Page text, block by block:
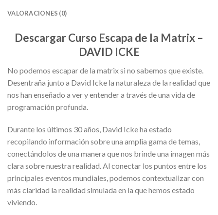
VALORACIONES (0)
Descargar Curso Escapa de la Matrix –
DAVID ICKE
No podemos escapar de la matrix si no sabemos que existe.
Desentraña junto a David Icke la naturaleza de la realidad que
nos han enseñado a ver y entender a través de una vida de
programación profunda.
Durante los últimos 30 años, David Icke ha estado
recopilando información sobre una amplia gama de temas,
conectándolos de una manera que nos brinde una imagen más
clara sobre nuestra realidad. Al conectar los puntos entre los
principales eventos mundiales, podemos contextualizar con
más claridad la realidad simulada en la que hemos estado
viviendo.